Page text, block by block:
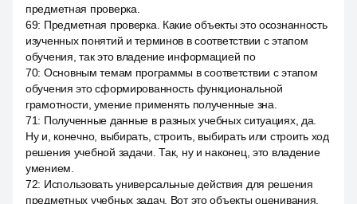
предметная проверка.
69: Предметная проверка. Какие объекты это осознанность
изученных понятий и терминов в соответствии с этапом
обучения, так это владение информацией по
70: Основным темам программы в соответствии с этапом
обучения это сформированность функциональной
грамотности, умение применять полученные зна.
71: Полученные данные в разных учебных ситуациях, да.
Ну и, конечно, выбирать, строить, выбирать или строить ход
решения учебной задачи. Так, ну и наконец, это владение
умением.
72: Использовать универсальные действия для решения
предметных учебных задач. Вот это объекты оценивания,